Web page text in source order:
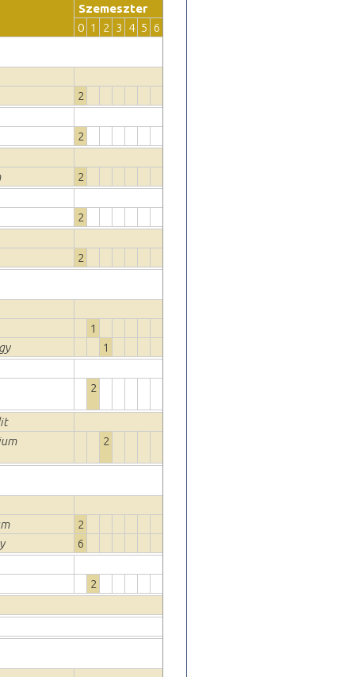
Szemeszter
0 1 2 3 4 5 6
2
2
2
2
2
1
1
2
2
2
6
2